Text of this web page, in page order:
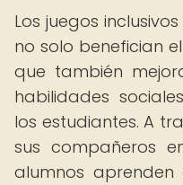
Los juegos
no solo benefician
que también
habilidades
los estudiantes. A
sus compañeros
alumnos